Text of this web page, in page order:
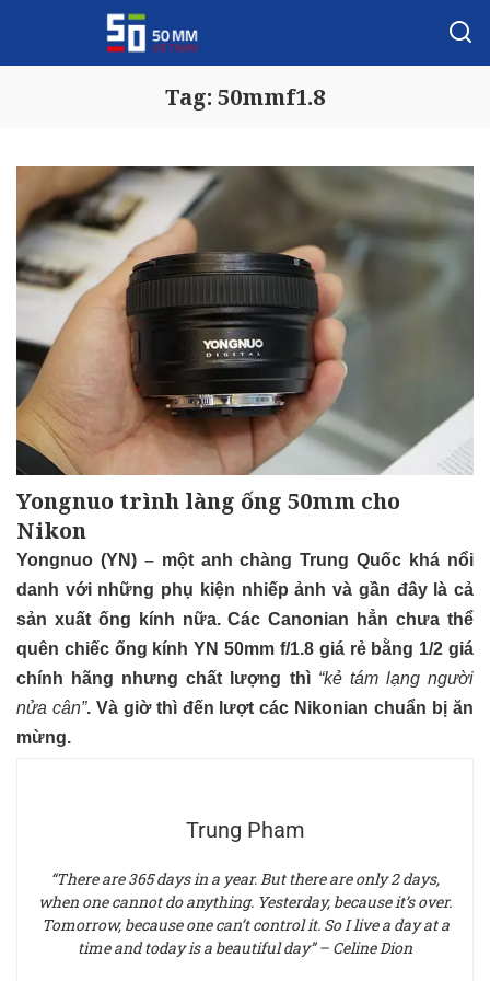
Tag: 50mmf1.8
Yongnuo trình làng ống 50mm cho
Nikon
Yongnuo (YN) – một anh chàng Trung Quốc khá nổi
danh với những phụ kiện nhiếp ảnh và gần đây là cả
sản xuất ống kính nữa. Các Canonian hẳn chưa thể
quên chiếc ống kính YN 50mm f/1.8 giá rẻ bằng 1/2 giá
chính hãng nhưng chất lượng thì “kẻ tám lạng người
nửa cân”. Và giờ thì đến lượt các Nikonian chuẩn bị ăn
mừng.
Trung Pham
“There are 365 days in a year. But there are only 2 days,
when one cannot do anything. Yesterday, because it’s over.
Tomorrow, because one can’t control it. So I live a day at a
time and today is a beautiful day” – Celine Dion